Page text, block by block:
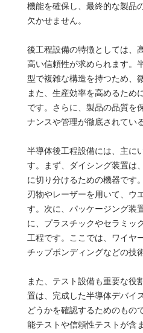
機能を確保し、最終的な製品
欠かせません。
後工程設備の特徴としては、
高い信頼性が求められます。
型で複雑な構造を持つため、
また、生産効率を高めるため
です。さらに、製品の品質を
ナンスや管理が徹底されてい
半導体後工程設備には、主に
す。まず、ダイシング装置は
に切り分けるための機器です
刃物やレーザーを用いて、ウ
す。次に、パッケージング装
に、プラスチックやセラミッ
工程です。ここでは、ワイヤ
チップボンディングなどの技
また、テスト設備も重要な役
置は、完成した半導体デバイ
どうかを確認するためのもの
能テストや信頼性テストが含